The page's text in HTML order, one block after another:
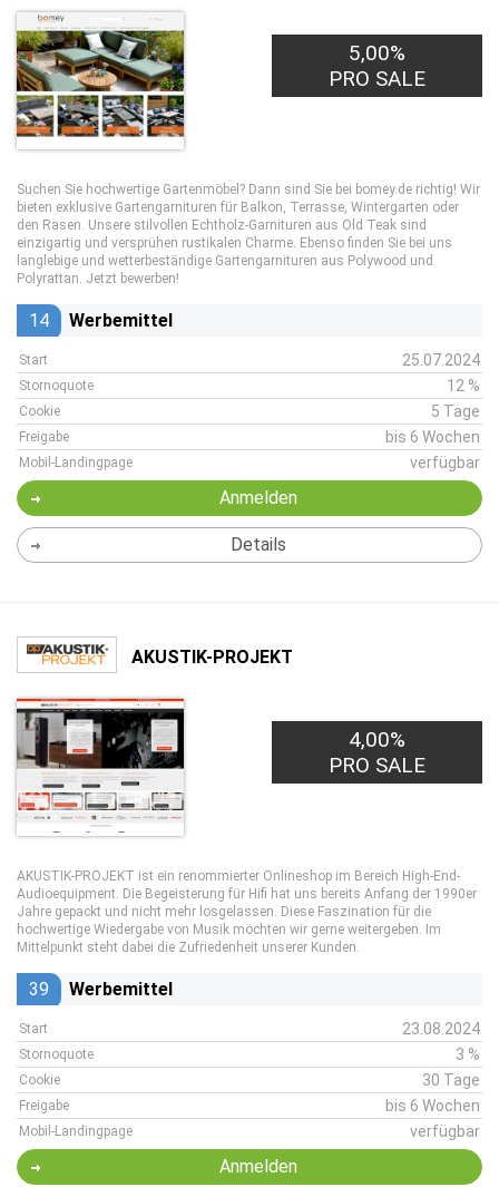
5,00%
PRO SALE
Suchen Sie hochwertige Gartenmöbel? Dann sind Sie bei bomey.de richtig! Wir
bieten exklusive Gartengarnituren für Balkon, Terrasse, Wintergarten oder
den Rasen. Unsere stilvollen Echtholz-Garnituren aus Old Teak sind
einzigartig und versprühen rustikalen Charme. Ebenso finden Sie bei uns
langlebige und wetterbeständige Gartengarnituren aus Polywood und
Polyrattan. Jetzt bewerben!
14 Werbemittel
Start 25.07.2024
Stornoquote 12 %
Cookie 5 Tage
Freigabe bis 6 Wochen
Mobil-Landingpage verfügbar
Anmelden
Details
AKUSTIK-PROJEKT
4,00%
PRO SALE
AKUSTIK-PROJEKT ist ein renommierter Onlineshop im Bereich High-End-
Audioequipment. Die Begeisterung für Hifi hat uns bereits Anfang der 1990er
Jahre gepackt und nicht mehr losgelassen. Diese Faszination für die
hochwertige Wiedergabe von Musik möchten wir gerne weitergeben. Im
Mittelpunkt steht dabei die Zufriedenheit unserer Kunden.
39 Werbemittel
Start 23.08.2024
Stornoquote 3 %
Cookie 30 Tage
Freigabe bis 6 Wochen
Mobil-Landingpage verfügbar
Anmelden